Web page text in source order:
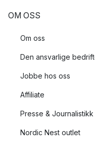
OM OSS
Om oss
Den ansvarlige
Jobbe hos oss
Affiliate
Presse & Journalistikk
Nordic Nest outlet